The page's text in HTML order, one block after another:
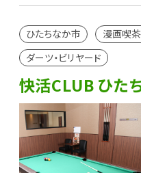
ひたちなか市
漫画喫茶
ダーツ・ビリヤード
快活CLUB ひた